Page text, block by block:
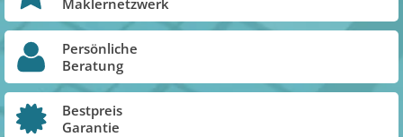
Persönliche
Beratung
Bestpreis
Garantie